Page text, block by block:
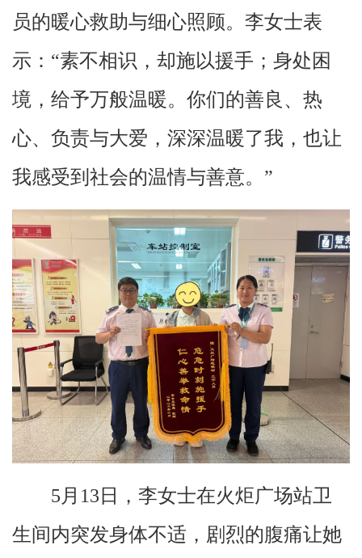
员的暖心救助与细心照顾。李女士表
示：“素不相识，却施以援手；身处困
境，给予万般温暖。你们的善良、热
心、负责与大爱，深深温暖了我，也让
我感受到社会的温情与善意。”
5月13日，李女士在火炬广场站卫
生间内突发身体不适，剧烈的腹痛让她